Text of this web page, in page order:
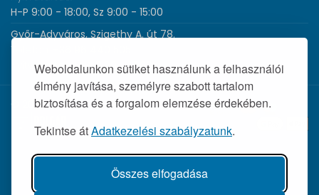
Weboldalunkon sütiket használunk a felhasználói
élmény javítása, személyre szabott tartalom
biztosítása és a forgalom elemzése érdekében.
Tekintse átAdatkezelési szabályzatunk.
Összes elfogadása
H-P 9:00 - 18:00, Sz 9:00 - 15:00
Győr-Adyváros, Szigethy A. út 78.
Telefon:
Nyitvatartás:H-P 8:00 - 17:00
© 2026 Wolf Orvosi Műszer Kft. |